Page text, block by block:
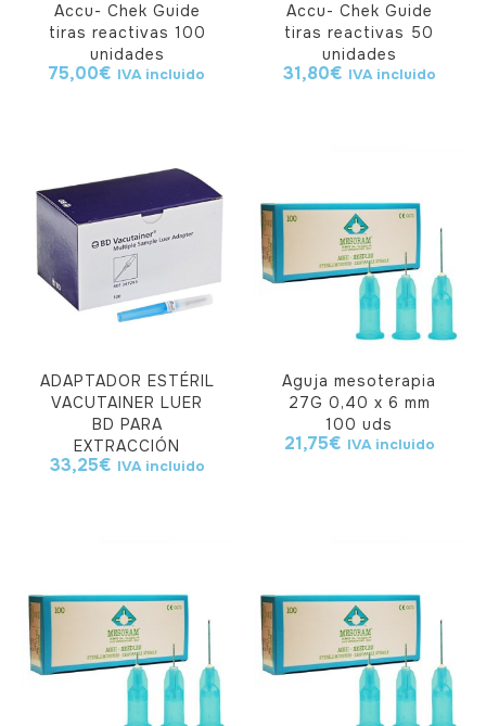
Accu- Chek Guide
tiras reactivas 100
unidades
75,00€ IVA incluido
Accu- Chek Guide
tiras reactivas 50
unidades
31,80€ IVA incluido
ADAPTADOR ESTÉRIL
VACUTAINER LUER
BD PARA
EXTRACCIÓN
33,25€ IVA incluido
Aguja mesoterapia
27G 0,40 x 6 mm
100 uds
21,75€ IVA incluido